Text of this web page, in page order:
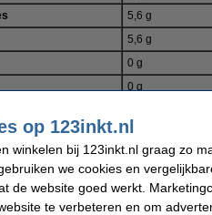
5,6 g
5,6 g
0 g
0 g
op 123inkt.nl
winkelen bij 123inkt.nl graag zo
we cookies en
de website goed werkt.
te verbeteren en om